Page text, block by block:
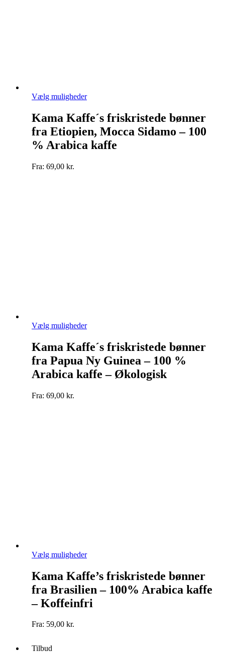
Vælg mulighederDette
har
flere
varianter.
Mulighederne
kan
Kama Kaffe´s friskristede bønner
fra Etiopien, Mocca Sidamo – 100
% Arabica kaffe
Fra: 69,00 kr.
Vælg mulighederDette
har
flere
varianter.
Mulighederne
kan
Kama Kaffe´s friskristede bønner
fra Papua Ny Guinea – 100 %
Arabica kaffe – Økologisk
Fra: 69,00 kr.
Vælg mulighederDette
har
flere
varianter.
Mulighederne
kan
Kama Kaffe’s friskristede bønner
fra Brasilien – 100% Arabica kaffe
– Koffeinfri
Fra: 59,00 kr.
Tilbud